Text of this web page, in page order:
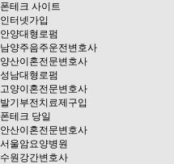
폰테크 사이트
인터넷가입
안양대형로펌
남양주음주운전변호사
양산이혼전문변호사
성남대형로펌
고양이혼전문변호사
발기부전치료제구입
폰테크 당일
안산이혼전문변호사
서울암요양병원
수원강간변호사